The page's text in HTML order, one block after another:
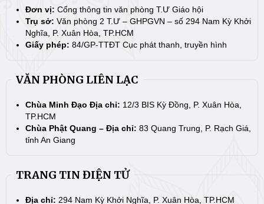
Đơn vị: Cổng thông tin văn phòng T.Ư Giáo hội
Trụ sở: Văn phòng 2 T.Ư – GHPGVN – số 294 Nam Kỳ Khởi
Nghĩa, P. Xuân Hòa, TP.HCM
Giấy phép: 84/GP-TTĐT Cục phát thanh, truyền hình
VĂN PHÒNG LIÊN LẠC
Chùa Minh Đạo Địa chỉ: 12/3 BIS Kỳ Đồng, P. Xuân Hòa,
TP.HCM
Chùa Phật Quang – Địa chỉ: 83 Quang Trung, P. Rạch Giá,
tỉnh An Giang
TRANG TIN ĐIỆN TỬ
Địa chỉ: 294 Nam Kỳ Khởi Nghĩa, P. Xuân Hòa, TP.HCM